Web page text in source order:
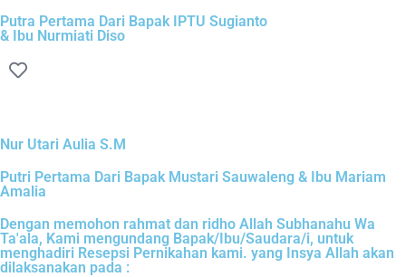
Putra Pertama Dari Bapak IPTU Sugianto
& Ibu Nurmiati Diso
Nur Utari Aulia S.M
Putri Pertama Dari Bapak Mustari Sauwaleng & Ibu Mariam
Amalia
Dengan memohon rahmat dan ridho Allah Subhanahu Wa
Ta'ala, Kami mengundang Bapak/Ibu/Saudara/i, untuk
menghadiri Resepsi Pernikahan kami. yang Insya Allah akan
dilaksanakan pada :